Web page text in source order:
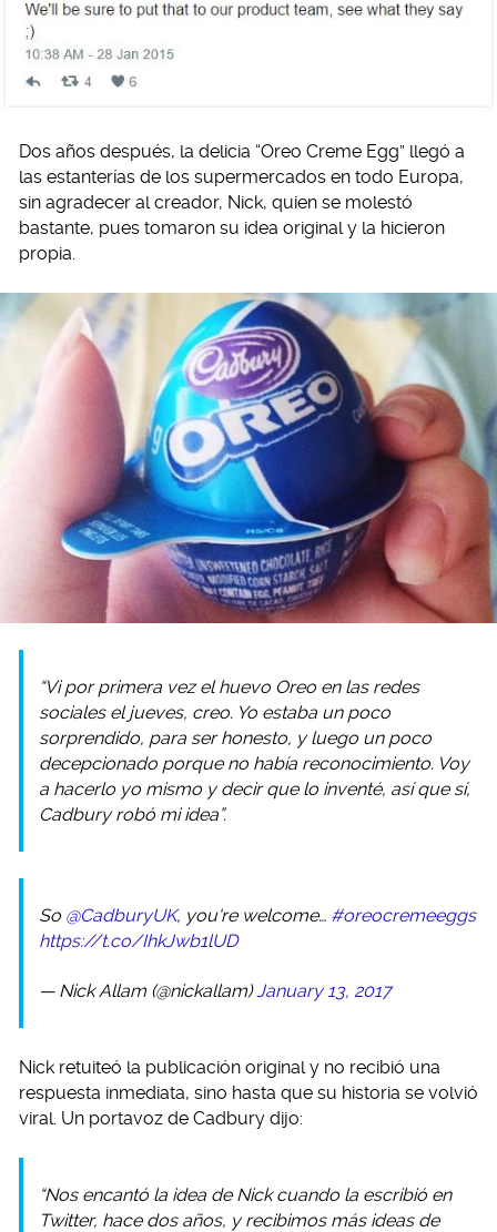
Dos años después, la delicia “Oreo Creme Egg” llegó a
las estanterías de los supermercados en todo Europa,
sin agradecer al creador, Nick, quien se molestó
bastante, pues tomaron su idea original y la hicieron
propia.
“Vi por primera vez el huevo Oreo en las redes
sociales el jueves, creo. Yo estaba un poco
sorprendido, para ser honesto, y luego un poco
decepcionado porque no había reconocimiento. Voy
a hacerlo yo mismo y decir que lo inventé, así que sí,
Cadbury robó mi idea”.
So @CadburyUK, you're welcome… #oreocremeeggs
https://t.co/IhkJwb1lUD
— Nick Allam (@nickallam)January 13, 2017
Nick retuiteó la publicación original y no recibió una
respuesta inmediata, sino hasta que su historia se volvió
viral. Un portavoz de Cadbury dijo:
“Nos encantó la idea de Nick cuando la escribió en
Twitter, hace dos años, y recibimos más ideas de